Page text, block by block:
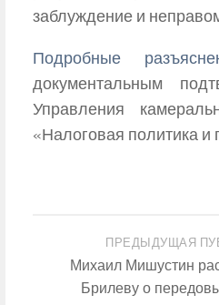
заблуждение и
Подробные
документальным
Управления
«Налоговая политика
ПРЕДЫДУЩАЯ
Михаил Мишустин
Брилеву о